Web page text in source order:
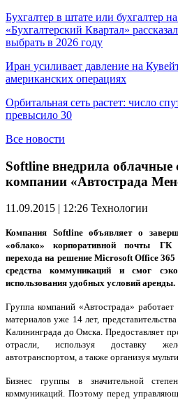
Бухгалтер в штате или бухгалтер
«Бухгалтерский Квартал»
выбрать в 2026 году
Иран усиливает давление на
американских операциях
Орбитальная сеть растет: число
превысило 30
Все новости
Softline внедрила облачные
компании «Автострада
11.09.2015 | 12:26 Технологии
Компания Softlineобъявляет о
«облако» корпоративной почты
ГК
перехода на решение Microsoft Office 365
средства коммуникаций и смог
использования удобных условий аренды.
Группа компаний «Автострада»
материалов уже 14 лет,
Калининграда до Омска. Предоставляет
отрасли, используя доставку
автотранспортом, а также организуя
Бизнес группы в значительной
коммуникаций. Поэтому перед